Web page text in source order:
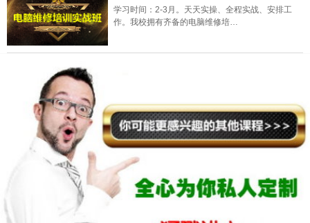
学习时间：2-3月。天天实操、全程实战、安排工
作。我校拥有齐备的电脑维修培…